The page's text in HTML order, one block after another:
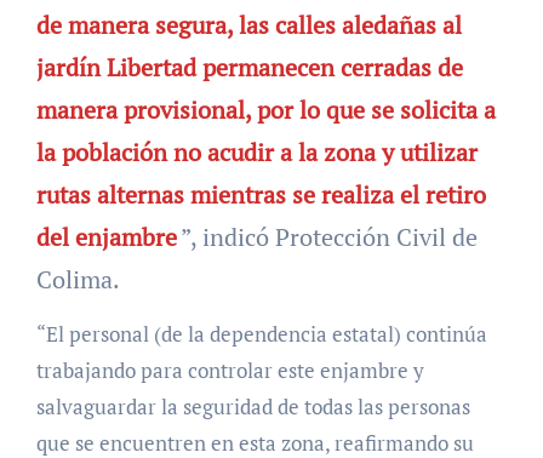
de manera segura, las calles aledañas al
jardín Libertad permanecen cerradas de
manera provisional, por lo que se solicita a
la población no acudir a la zona y utilizar
rutas alternas mientras se realiza el retiro
del enjambre”, indicó Protección Civil de
Colima.
“El personal (de la dependencia estatal) continúa
trabajando para controlar este enjambre y
salvaguardar la seguridad de todas las personas
que se encuentren en esta zona, reafirmando su